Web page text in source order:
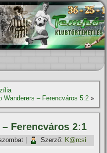
Wanderers – Ferencváros 5:2»
Ferencváros 2:1
Szerző: K@rcsi